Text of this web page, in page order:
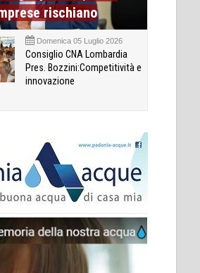
rischiano
Domenica 05 Luglio 2026
Consiglio CNA Lombardia
Pres. Bozzini:Competitività e
innovazione